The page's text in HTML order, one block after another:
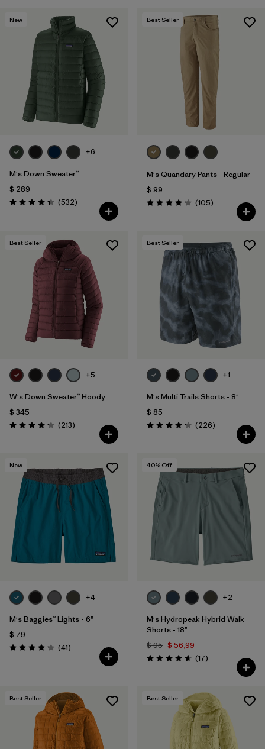
New
+6
M's Down Sweater™
$ 289
Valoración: 4.4 / 5
(532Comentarios
)
Best Seller
M's Quandary Pants - Regular
$ 99
Valoración: 4.2 / 5
(105Comentarios
)
Best Seller
+5
W's Down Sweater™ Hoody
$ 345
Valoración: 4.2 / 5
(213Comentarios
)
Best Seller
+1
M's Multi Trails Shorts - 8"
$ 85
Valoración: 4.2 / 5
(226Comentarios
)
New
+4
M's Baggies™ Lights - 6"
$ 79
Valoración: 4.1 / 5
(41Comentarios
)
40% Off
+2
M's Hydropeak Hybrid Walk
Shorts - 18"
$ 95 $ 56,99
Valoración: 4.6 / 5
(17Comentarios
)
Best Seller Best Seller